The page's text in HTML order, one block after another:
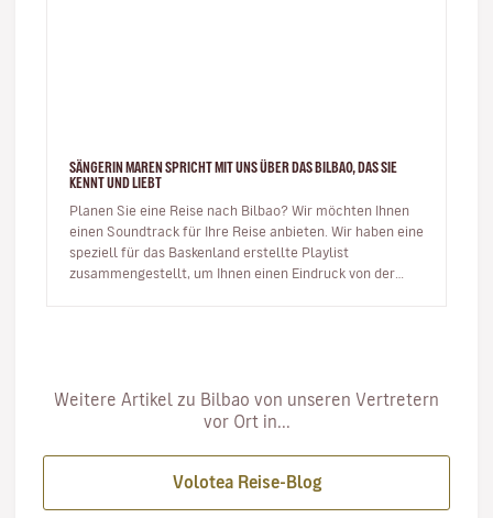
SÄNGERIN MAREN SPRICHT MIT UNS ÜBER DAS BILBAO, DAS SIE
KENNT UND LIEBT
Planen Sie eine Reise nach Bilbao? Wir möchten Ihnen
einen Soundtrack für Ihre Reise anbieten. Wir haben eine
speziell für das Baskenland erstellte Playlist
zusammengestellt, um Ihnen einen Eindruck von der
Weitere Artikel zu Bilbao von unseren Vertretern
vor Ort in...
Volotea Reise-Blog